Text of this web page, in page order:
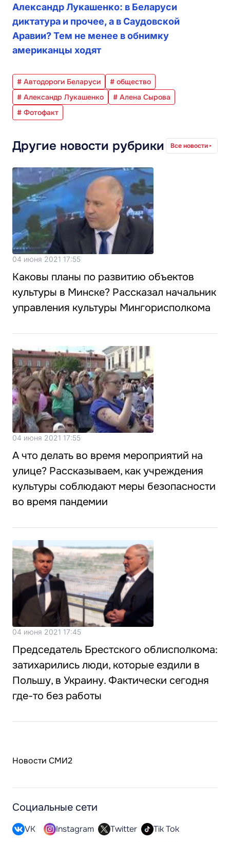
Александр Лукашенко: в Беларуси
диктатура и прочее, а в Саудовской
Аравии? Тем не менее в обнимку
американцы ходят
# Автодороги Беларуси
# общество
# Александр Лукашенко
# Алена Сырова
# Фотофакт
Другие новости рубрики Все новости
04 июня 2021 17:55
Каковы планы по развитию объектов
культуры в Минске? Рассказал начальник
управления культуры Мингорисполкома
04 июня 2021 17:55
А что делать во время мероприятий на
улице? Рассказываем, как учреждения
культуры соблюдают меры безопасности
во время пандемии
04 июня 2021 17:45
Председатель Брестского облисполкома:
затихарились люди, которые ездили в
Польшу, в Украину. Фактически сегодня
где-то без работы
Новости СМИ2
Социальные сети
VK Instagram Twitter
Tik Tok